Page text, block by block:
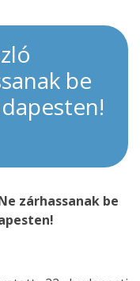
be
zárhassanak be